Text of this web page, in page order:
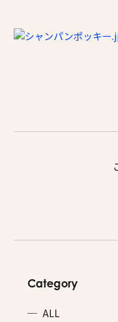
Category
ALL